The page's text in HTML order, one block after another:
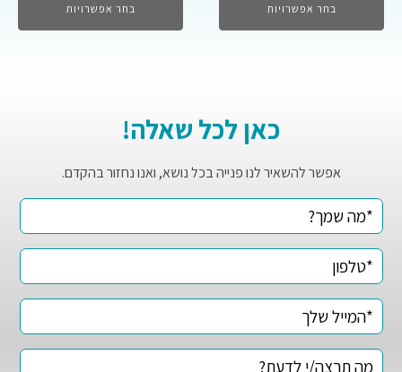
בחר אפשרויות בחר אפשרויות
כאן לכל שאלה!
אפשר להשאיר לנו פנייה בכל נושא, ואנו נחזור בהקדם.